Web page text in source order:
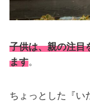
子供は、親の注目
ます。
ちょっとした『い